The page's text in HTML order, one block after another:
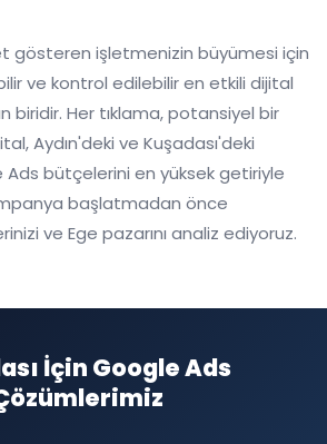
gösteren işletmenizin büyümesi için
ve kontrol edilebilir en etkili dijital
biridir. Her tıklama, potansiyel bir
Aydın'deki ve Kuşadası'deki
bütçelerini en yüksek getiriyle
başlatmadan önce
ve Ege pazarını analiz ediyoruz.
İçin Google Ads